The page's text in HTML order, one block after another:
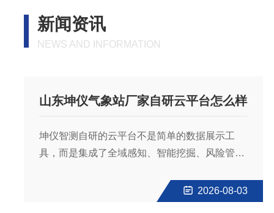
新闻资讯
NEWS AND INFORMATION
山东坤仪气象站厂家自研云平台怎么样
坤仪智测自研的云平台不是简单的数据展示工
具，而是集成了全域感知、智能挖掘、风险管控
面从三个买家最关心的点，拆解这个平台的实际
表现：1.功能是否实用？不止看数据，还能自动
2026-08-03